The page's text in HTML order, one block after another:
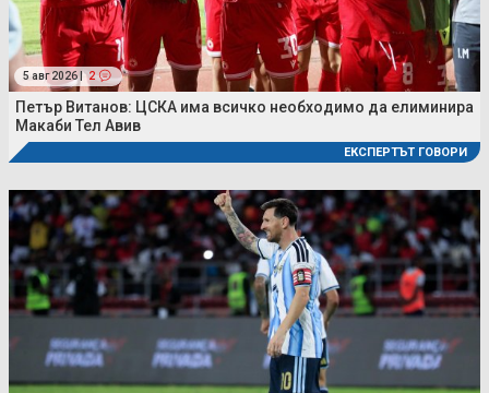
5 авг 2026 | 2
Петър Витанов: ЦСКА има всичко необходимо да елиминира
Макаби Тел Авив
ЕКСПЕРТЪТ ГОВОРИ